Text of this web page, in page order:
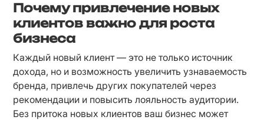
Почему привлечение новых
клиентов важно для роста
бизнеса
Каждый новый клиент — это не только источник
дохода, но и возможность увеличить узнаваемость
бренда, привлечь других покупателей через
рекомендации и повысить лояльность аудитории.
Без притока новых клиентов ваш бизнес может